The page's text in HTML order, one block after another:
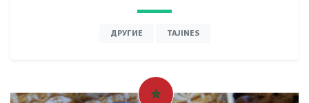
ДРУГИЕ TAJINES